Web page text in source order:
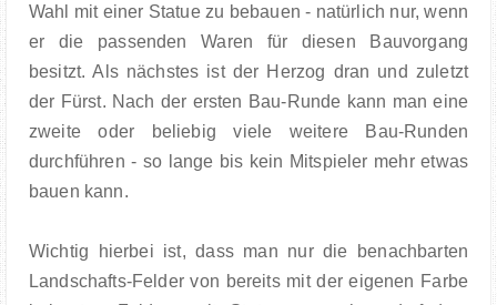
Wahl mit einer Statue zu bebauen - natürlich nur, wenn
er die passenden Waren für diesen Bauvorgang
besitzt. Als nächstes ist der Herzog dran und zuletzt
der Fürst. Nach der ersten Bau-Runde kann man eine
zweite oder beliebig viele weitere Bau-Runden
durchführen - so lange bis kein Mitspieler mehr etwas
bauen kann.
Wichtig hierbei ist, dass man nur die benachbarten
Landschafts-Felder von bereits mit der eigenen Farbe